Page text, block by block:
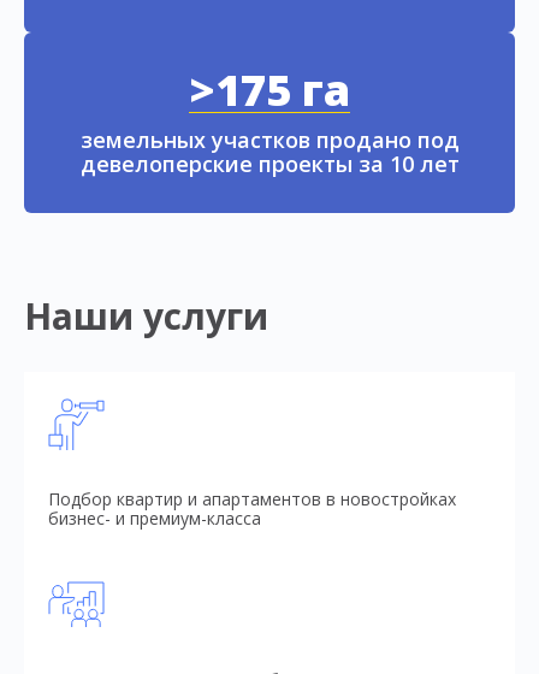
>175 га
земельных участков продано под
девелоперские проекты за 10 лет
Наши услуги
Подбор квартир и апартаментов в новостройках
бизнес- и премиум-класса